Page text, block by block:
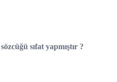
sıfat yapmıştır ?